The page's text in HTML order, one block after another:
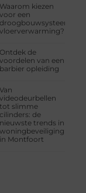
Waarom kiezen
voor een
droogbouwsysteem
vloerverwarming?
Ontdek de
voordelen van een
barbier opleiding
Van
videodeurbellen
tot slimme
cilinders: de
nieuwste trends in
woningbeveiliging
in Montfoort